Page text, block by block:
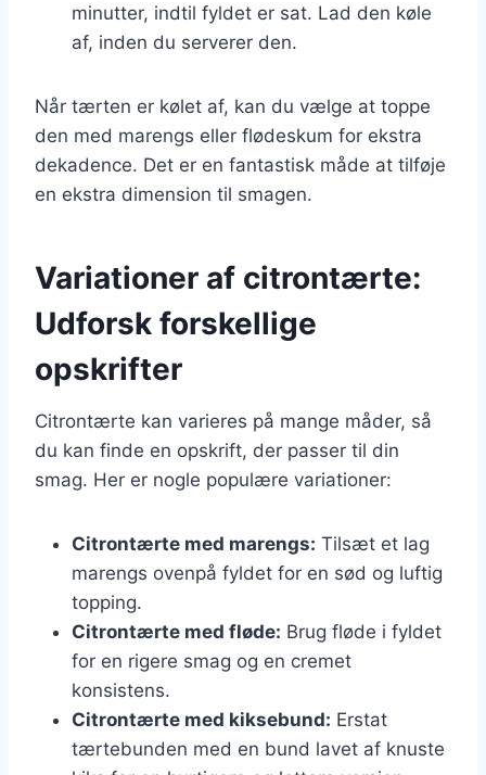
minutter, indtil fyldet er sat. Lad den køle
af, inden du serverer den.
Når tærten er kølet af, kan du vælge at toppe
den med marengs eller flødeskum for ekstra
dekadence. Det er en fantastisk måde at tilføje
en ekstra dimension til smagen.
Variationer af citrontærte:
Udforsk forskellige
opskrifter
Citrontærte kan varieres på mange måder, så
du kan finde en opskrift, der passer til din
smag. Her er nogle populære variationer:
Citrontærte med marengs: Tilsæt et lag
marengs ovenpå fyldet for en sød og luftig
topping.
Citrontærte med fløde: Brug fløde i fyldet
for en rigere smag og en cremet
konsistens.
Citrontærte med kiksebund: Erstat
tærtebunden med en bund lavet af knuste